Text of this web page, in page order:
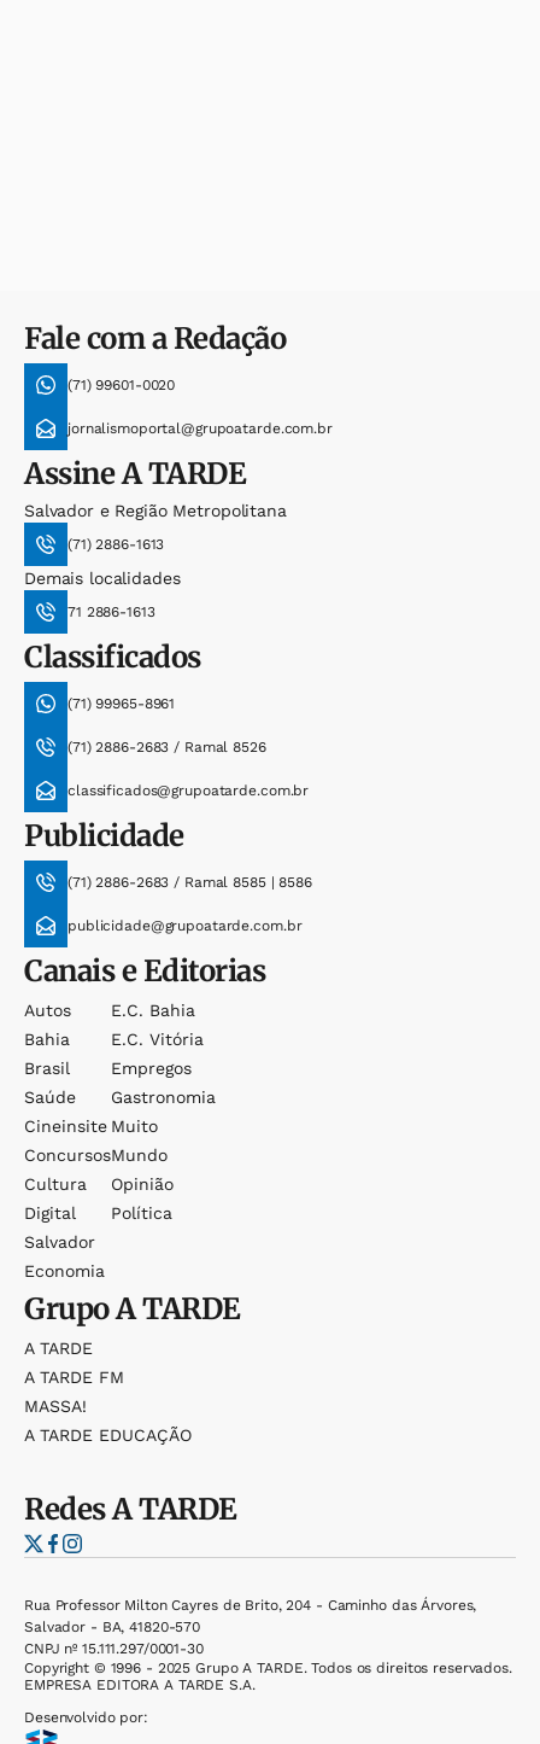
Fale com a Redação
(71) 99601-0020
jornalismoportal@grupoatarde.com.br
AssineA TARDE
Salvador e Região Metropolitana
(71) 2886-1613
Demais localidades
71 2886-1613
Classificados
(71) 99965-8961
(71) 2886-2683 / Ramal 8526
classificados@grupoatarde.com.br
Publicidade
(71) 2886-2683 / Ramal 8585 | 8586
publicidade@grupoatarde.com.br
Canais e Editorias
Autos
Bahia
Brasil
Saúde
Cineinsite
Concursos
Cultura
Digital
Salvador
Economia
E.c. Bahia
E.c. Vitória
Empregos
Gastronomia
Muito
Mundo
Opinião
Política
GrupoA TARDE
A TARDE
A TARDE FM
MASSA!
A TARDE EDUCAÇÃO
RedesA TARDE
Rua Professor Milton Cayres de Brito, 204 - Caminho das Árvores,
Salvador - BA, 41820-570
CNPJ nº 15.111.297/0001-30
Copyright © 1996 - 2025 Grupo A TARDE. Todos os direitos reservados.
EMPRESA EDITORA A TARDE S.A.
Desenvolvido por: